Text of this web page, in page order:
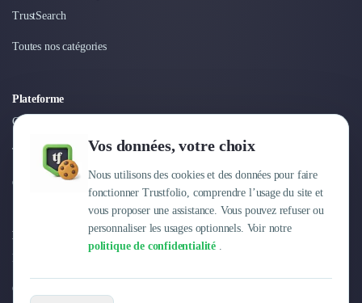
Vos données, votre choix
Nous utilisons des cookies et des données pour faire
fonctionner Trustfolio, comprendre l’usage du site et
vous proposer une assistance. Vous pouvez refuser ou
personnaliser les usages optionnels. Voir notre
politique de confidentialité .
TrustSearch
Toutes nos catégories
Plateforme
Connexion
Tarifs
Centre d'aide
Entreprise
Pourquoi Trustfolio ?
Offres d'emploi